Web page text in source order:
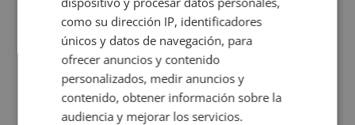
Habilidades del abogado corporativo
Entre las principaleshabilidades del abogado
corporativoencontramos:
Conocimiento jurídico especializado
como su dirección IP, identificadores
únicos y datos de navegación, para
ofrecer anuncios y contenido
personalizados, medir anuncios y
contenido, obtener información sobre la
audiencia y mejorar los servicios.